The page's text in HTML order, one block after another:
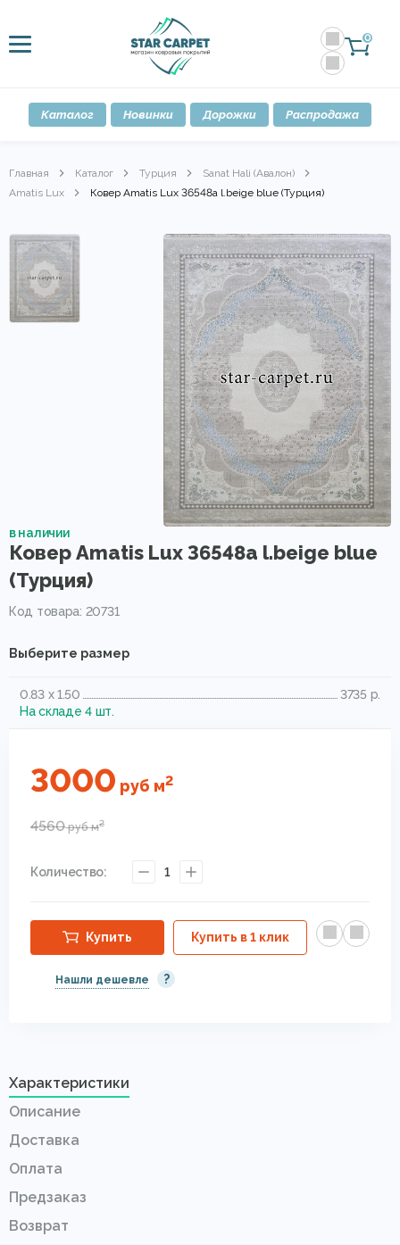
0
Каталог Новинки Дорожки Распродажа
Главная Каталог Турция
Sanat Hali (Авалон)
Amatis Lux
Ковер Amatis Lux 36548a l.beige blue (Турция)
в наличии
Ковер Amatis Lux 36548a l.beige blue
(Турция)
Код товара: 20731
Выберите размер
0.83 x 1.50
3735 р.
На складе 4 шт.
3000 руб м2
4560рубм2
Количество: 1
Купить Купить в 1 клик
Нашли дешевле ?
Характеристики
Описание
Доставка
Оплата
Предзаказ
Возврат